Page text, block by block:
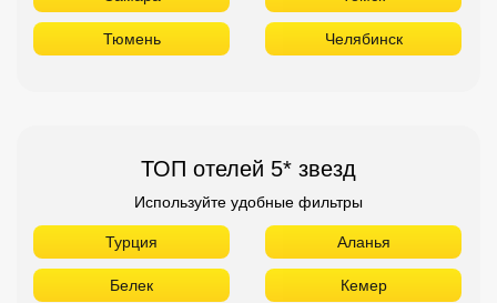
Турция Аланья
Хургада Шарм Эль Шейх
ОАЭ Абу Даби
Дубай Аджман